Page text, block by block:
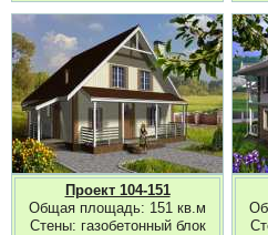
Проект 104-151
Общая площадь: 151 кв.м
Стены: газобетонный блок